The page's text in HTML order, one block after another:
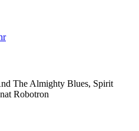
The Almighty Blues, Spirit
Robotron